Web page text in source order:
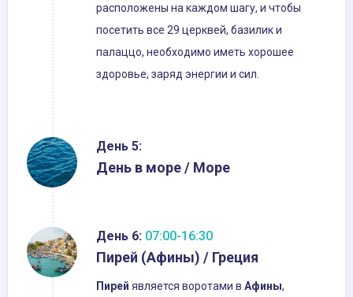
расположены на каждом шагу, и чтобы
посетить все 29 церквей, базилик и
палаццо, необходимо иметь хорошее
здоровье, заряд энергии и сил.
День 5:
День в море / Море
День 6: 07:00-16:30
Пирей (Афины) / Греция
Пирей является воротами в Афины,